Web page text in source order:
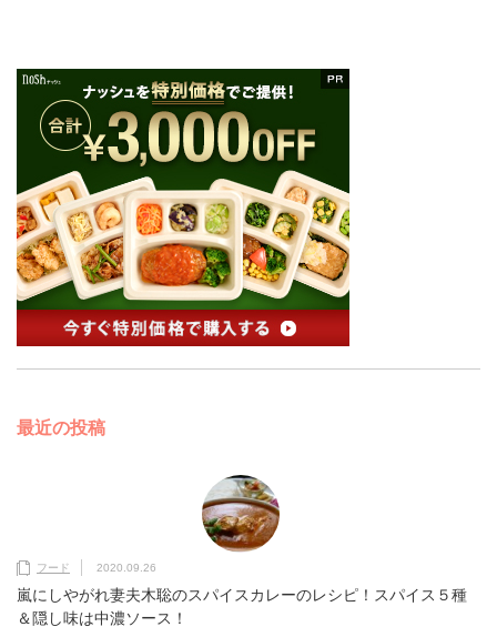
最近の投稿
フード 2020.09.26
嵐にしやがれ妻夫木聡のスパイスカレーのレシピ！スパイス５種
＆隠し味は中濃ソース！